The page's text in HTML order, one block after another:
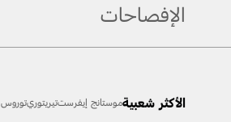
الإفصاحات
الأكثر شعبيةموستانج إيفرستتيريتوريتوروس